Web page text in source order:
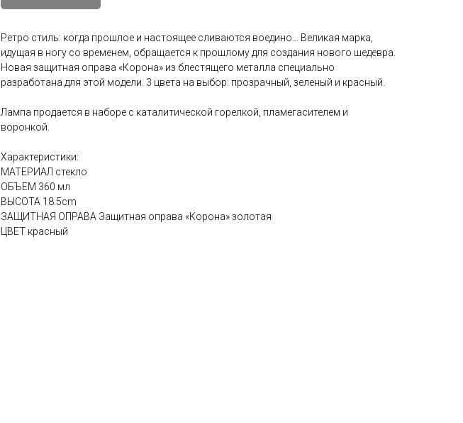
Ретро стиль: когда прошлое и настоящее сливаются воедино… Великая марка,
идущая в ногу со временем, обращается к прошлому для создания нового шедевра.
Новая защитная оправа «Корона» из блестящего металла специально
разработана для этой модели. 3 цвета на выбор: прозрачный, зеленый и красный.
Лампа продается в наборе с каталитической горелкой, пламегасителем и
воронкой.
Характеристики:
МАТЕРИАЛ стекло
ОБЪЕМ 360 мл
ВЫСОТА 18.5cm
ЗАЩИТНАЯ ОПРАВА Защитная оправа «Корона» золотая
ЦВЕТ красный